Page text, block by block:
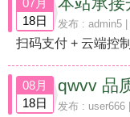
07月
18日
发布 : admin5
扫码支付 + 云端控
08月
18日
qwvv 品
发布 : user666